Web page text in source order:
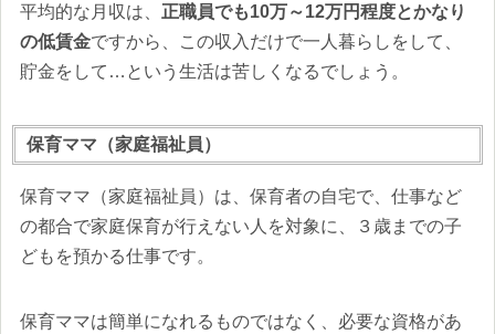
平均的な月収は、 正職員でも10万～12万円程度とかなり
の低賃金ですから、この収入だけで一人暮らしをして、
貯金をして…という生活は苦しくなるでしょう。
保育ママ（家庭福祉員）
保育ママ（家庭福祉員）は、保育者の自宅で、仕事など
の都合で家庭保育が行えない人を対象に、３歳までの子
どもを預かる仕事です。
保育ママは簡単になれるものではなく、必要な資格があ